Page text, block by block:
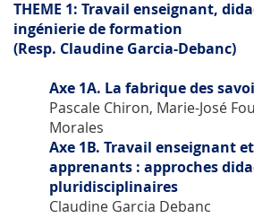
THEME 1: Travail enseignant,
ingénierie de formation
(Resp. Claudine Garcia-Debanc)
Axe 1A. La fabrique des
Pascale Chiron, Marie-José
Morales
Axe 1B. Travail enseignant
apprenants : approches
pluridisciplinaires
Claudine Garcia Debanc